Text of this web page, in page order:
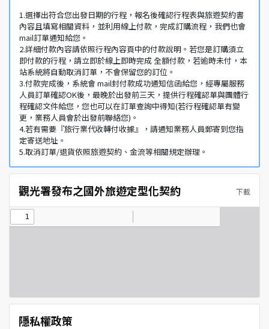
1.選擇出符合您出發日期的行程，報名後確認行程表與旅遊契約書
內容且填寫相關資料，並利用線上付款，完成訂購流程，我們也會
mail訂單通知給您。
2.詳細付款內容請依照行程內容頁中的付款說明。若您是訂購須立
即付款的行程，請立即於線上即時完成 全額付款，若逾時未付，本
站系統將自動取消訂單，不會保留您的訂位。
3.付款完成後，系統會 mail封付款成功通知信函給您，經專屬服務
人員訂單確認OK後，最晚於出發前三天，提供行程確認單與團體行
程確認文件給您，您也可以在訂單查詢中得知(若行程確認單有變
更，業務人員會於出發前聯絡您)。
4.若有需要『旅行業代收轉付收據』，請通知業務人員郵寄到您指
定寄送地址。
5.取消訂單/退貨依照旅遊契約、金流等相關規定辦理。
觀光署發布之國外旅遊定型化契約 下載
隱私權政策